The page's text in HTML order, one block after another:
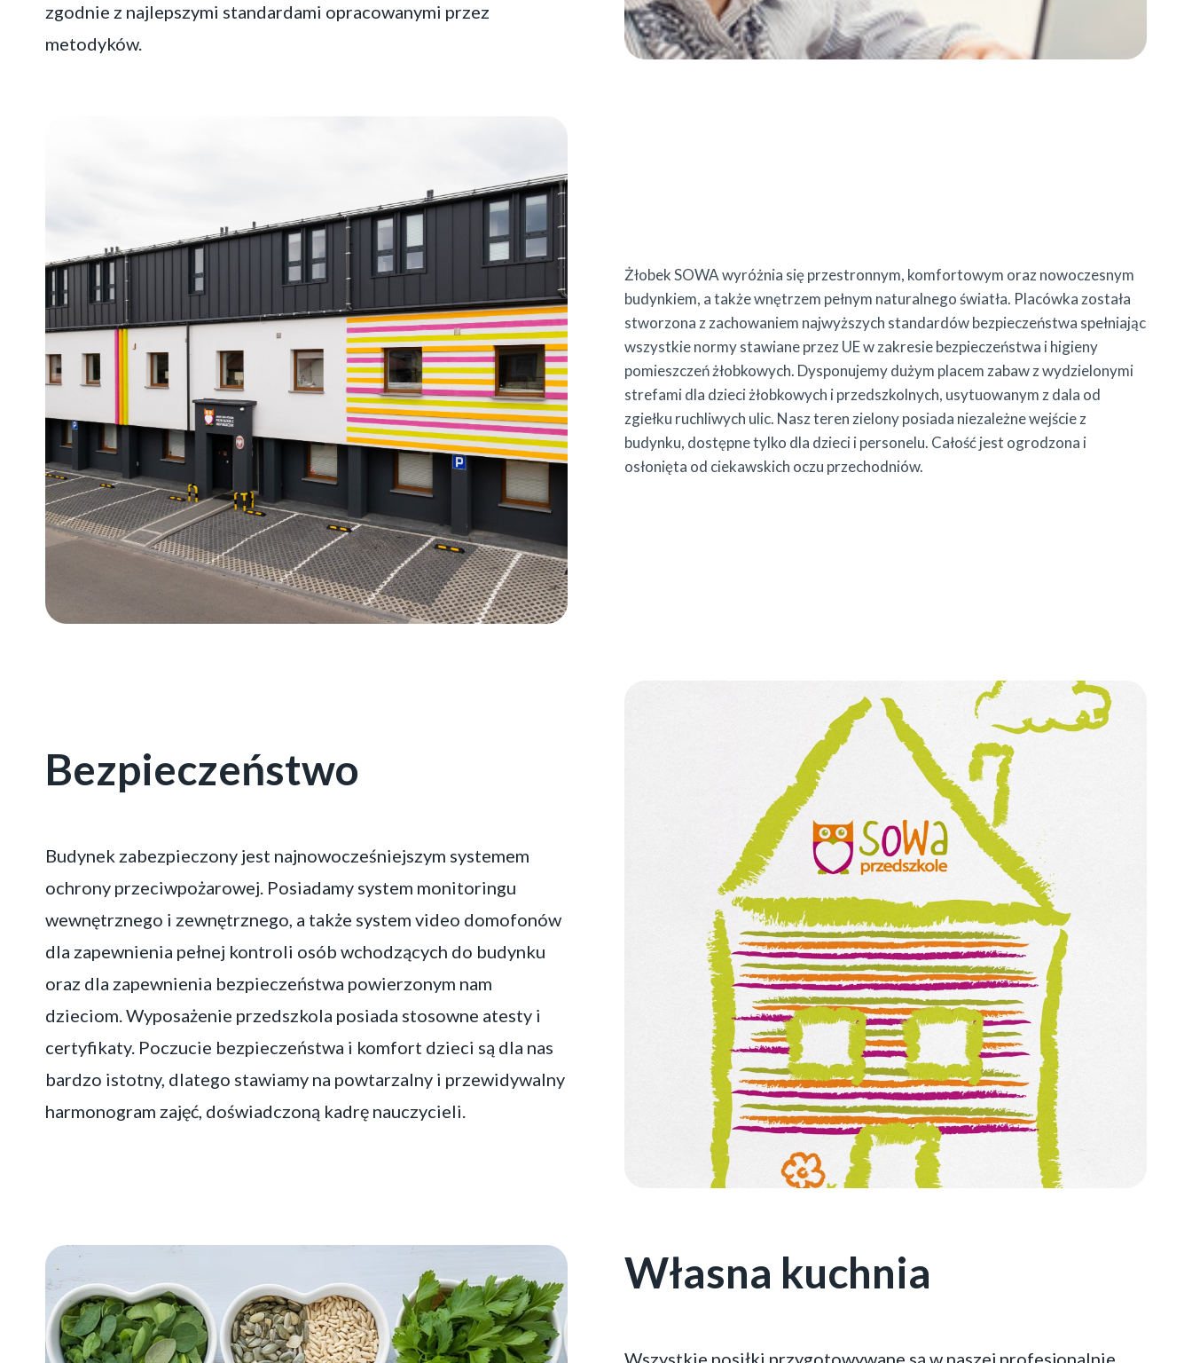
zgodnie z najlepszymi standardami opracowanymi przez
metodyków.
Żłobek SOWA wyróżnia się przestronnym, komfortowym oraz nowoczesnym
budynkiem, a także wnętrzem pełnym naturalnego światła. Placówka została
stworzona z zachowaniem najwyższych standardów bezpieczeństwa spełniając
wszystkie normy stawiane przez UE w zakresie bezpieczeństwa i higieny
pomieszczeń żłobkowych. Dysponujemy dużym placem zabaw z wydzielonymi
strefami dla dzieci żłobkowych i przedszkolnych, usytuowanym z dala od
zgiełku ruchliwych ulic. Nasz teren zielony posiada niezależne wejście z
budynku, dostępne tylko dla dzieci i personelu. Całość jest ogrodzona i
osłonięta od ciekawskich oczu przechodniów.
Bezpieczeństwo
Budynek zabezpieczony jest najnowocześniejszym systemem
ochrony przeciwpożarowej. Posiadamy system monitoringu
wewnętrznego i zewnętrznego, a także system video domofonów
dla zapewnienia pełnej kontroli osób wchodzących do budynku
oraz dla zapewnienia bezpieczeństwa powierzonym nam
dzieciom. Wyposażenie przedszkola posiada stosowne atesty i
certyfikaty. Poczucie bezpieczeństwa i komfort dzieci są dla nas
bardzo istotny, dlatego stawiamy na powtarzalny i przewidywalny
harmonogram zajęć, doświadczoną kadrę nauczycieli.
Własna kuchnia
Wszystkie posiłki przygotowywane są w naszej profesjonalnie